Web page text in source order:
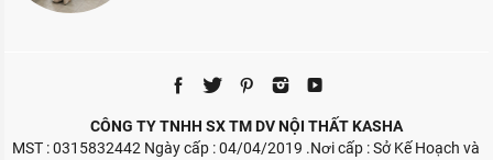
CÔNG TY TNHH SX TM DV NỘI THẤT KASHA
MST : 0315832442 Ngày cấp : 04/04/2019 .Nơi cấp : Sở Kế Hoạch và